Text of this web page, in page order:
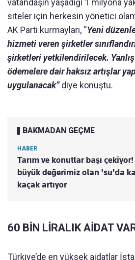
vatandaşın yaşadığı 1 milyona
siteler için herkesin yönetici
AK Parti kurmayları, “Yeni
hizmeti veren şirketler
şirketleri yetkilendirilecek.
ödemelere dair haksız artışlar
uygulanacak”diye konuştu.
BAKMADAN GEÇME
HABER
Tarım ve konutlar başı çekiyor!
büyük değerimiz olan 'su'da
kaçak artıyor
60 BİN LİRALIK AİDAT
Türkiye’de en yüksek aidatlar